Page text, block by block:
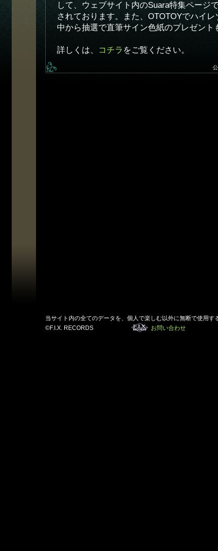
して、ウェブサイト内のSuara特集ページ
されております。また、OTOTOYでハイ
中から抽選で直筆サイン色紙のプレゼント
詳しくは、 コチラ をご覧ください。
当サイト内の全てのデータを、個人で楽しむ以外に無断で使用す
©F.I.X. RECORDS
お問い合わせ